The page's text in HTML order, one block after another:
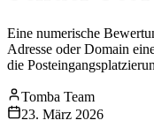
Eine numerische
Adresse oder Domain
die
Tomba Team
23. März 2026